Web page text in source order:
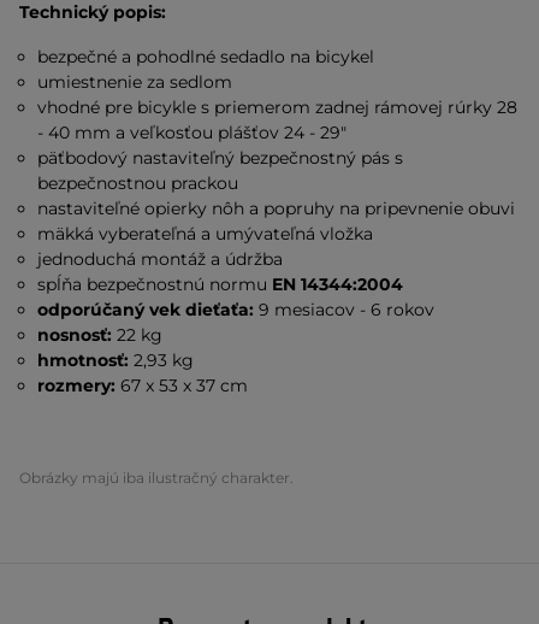
Technický popis:
bezpečné a pohodlné sedadlo na bicykel
umiestnenie za sedlom
vhodné pre bicykle s priemerom zadnej rámovej rúrky 28
- 40 mm a veľkosťou plášťov 24 - 29"
päťbodový nastaviteľný bezpečnostný pás s
bezpečnostnou prackou
nastaviteľné opierky nôh a popruhy na pripevnenie obuvi
mäkká vyberateľná a umývateľná vložka
jednoduchá montáž a údržba
spĺňa bezpečnostnú normu EN 14344:2004
odporúčaný vek dieťaťa:9 mesiacov - 6 rokov
nosnosť: 22 kg
hmotnosť:2,93 kg
rozmery:67 x 53 x 37 cm
Obrázky majú iba ilustračný charakter.